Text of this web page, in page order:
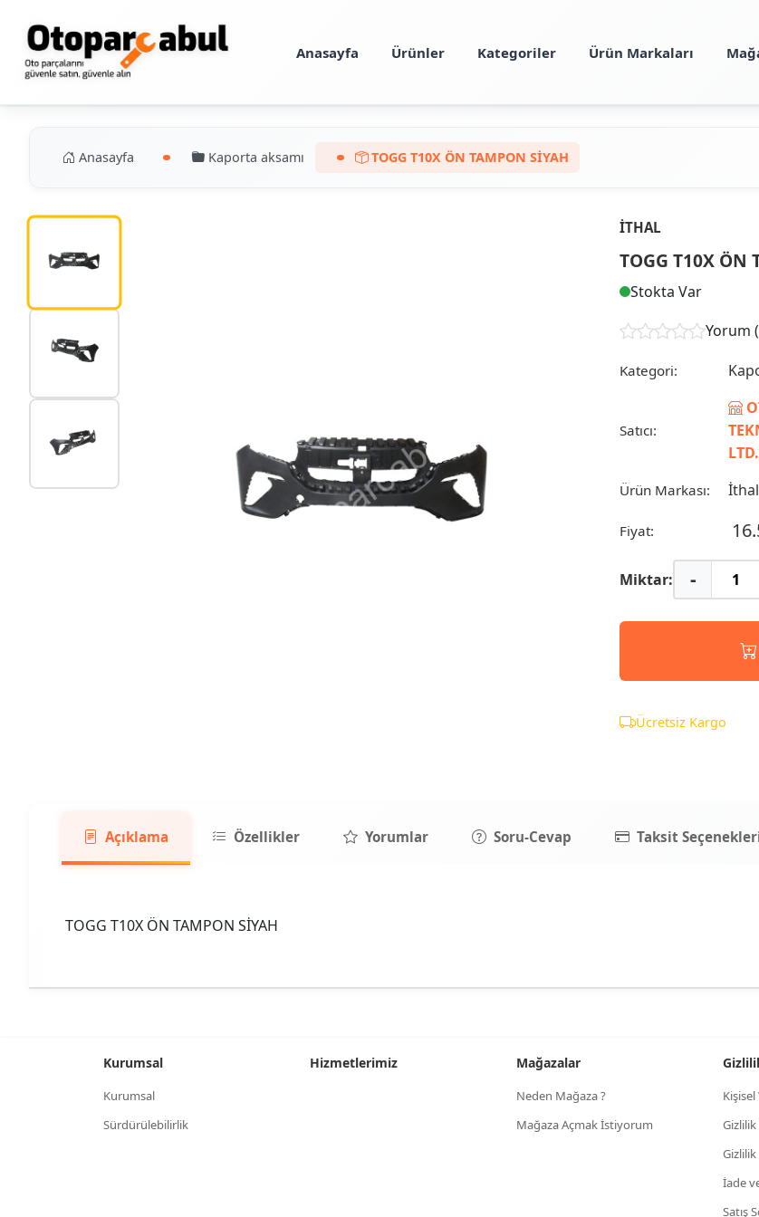
Anasayfa Ürünler Kategoriler Ürün Markaları
Anasayfa Kaporta aksamı TOGG T10X ÖN TAMPON SİYAH
İTHAL
TOGG T10X ÖN
Stokta Var
Yorum
Kategori:
Satıcı:
Ürün Markası: İthal
Fiyat:
Miktar: -
Ücretsiz Kargo
Açıklama Özellikler Yorumlar Soru-Cevap Taksit
TOGG T10X ÖN TAMPON SİYAH
Kurumsal
Kurumsal
Sürdürülebilirlik
Hizmetlerimiz Mağazalar
Neden Mağaza ?
Mağaza Açmak İstiyorum
Gizlilik
İade
Satış